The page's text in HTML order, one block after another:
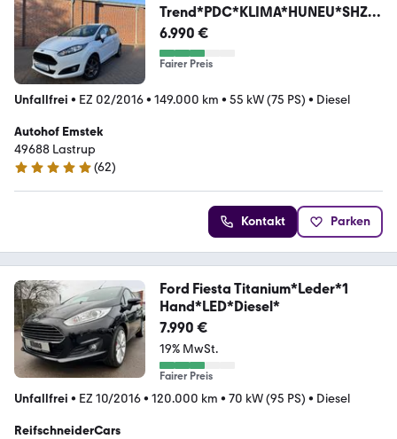
Trend*PDC*KLIMA*HUNEU*SHZ*A
UX*
6.990 €
Fairer Preis
Unfallfrei • EZ 02/2016• 149.000 km • 55 kW (75 PS) • Diesel
Autohof Emstek
49688 Lastrup
5 Sterne
(62)
Kontakt Parken
Ford Fiesta Titanium*Leder*1
Hand*LED*Diesel*
7.990 €
19% MwSt.
Fairer Preis
Unfallfrei • EZ 10/2016• 120.000 km • 70 kW (95 PS) • Diesel
ReifschneiderCars